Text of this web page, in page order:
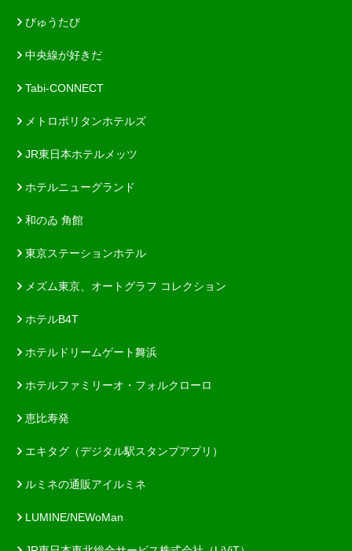
びゅうたび
中央線が好きだ
Tabi-CONNECT
メトロポリタンホテルズ
JR東日本ホテルメッツ
ホテルニューグランド
和のゐ 角館
東京ステーションホテル
メズム東京、オートグラフ コレクション
ホテルB4T
ホテルドリームゲート舞浜
ホテルファミリーオ・フォルクローロ
恵比寿発
エキタグ（デジタル駅スタンプアプリ）
ルミネの通販アイルミネ
LUMINE/NEWoMan